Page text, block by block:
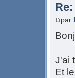
par
J'ai
Et